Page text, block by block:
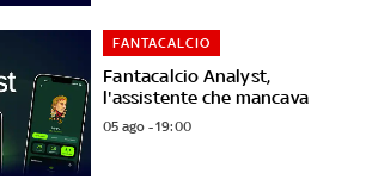
Fantacalcio Analyst,
l'assistente che mancava
FANTACALCIO
05 ago - 19:00